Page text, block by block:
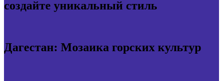
создайте уникальный стиль
Дагестан: Мозаика горских культур